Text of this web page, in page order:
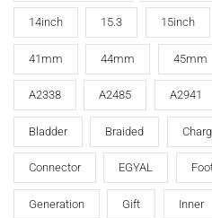
14inch 15.3 15inch
41mm 44mm 45mm
A2338 A2485 A2941
Bladder Braided
Connector EGYAL
Generation Gift Inner